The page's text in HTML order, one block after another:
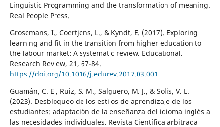
Linguistic Programming and the transformation of meaning.
Real People Press.
Grosemans, I., Coertjens, L., & Kyndt, E. (2017). Exploring
learning and fit in the transition from higher education to
the labour market: A systematic review. Educational.
Research Review, 21, 67-84.
https://doi.org/10.1016/j.edurev.2017.03.001
Guamán, C. E., Ruiz, S. M., Salguero, M. J., & Solis, V. L.
(2023). Desbloqueo de los estilos de aprendizaje de los
estudiantes: adaptación de la enseñanza del idioma inglés a
las necesidades individuales. Revista Científica arbitrada